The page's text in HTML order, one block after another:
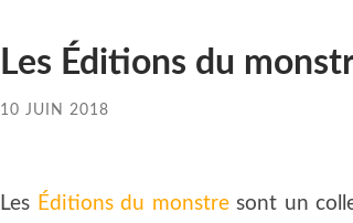
Les Éditions du
10 JUIN 2018
Les Éditions du monstresont un